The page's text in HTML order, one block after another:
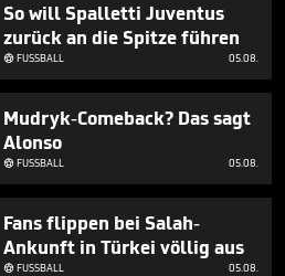
So will Spalletti Juventus
zurück an die Spitze führen
FUSSBALL 05.08.
Mudryk-Comeback? Das sagt
Alonso
FUSSBALL 05.08.
Fans flippen bei Salah-
Ankunft in Türkei völlig aus
FUSSBALL 05.08.